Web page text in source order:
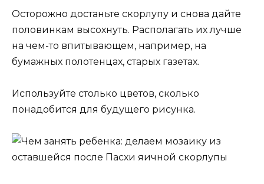
Осторожно достаньте скорлупу и снова дайте
половинкам высохнуть. Располагать их лучше
на чем-то впитывающем, например, на
бумажных полотенцах, старых газетах.
Используйте столько цветов, сколько
понадобится для будущего рисунка.